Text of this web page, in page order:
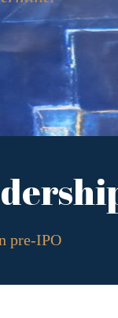
pre-IPO